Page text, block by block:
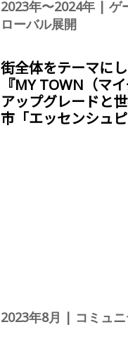
2023年〜2024年 | ゲ
ローバル展開
街全体をテーマに
『MY TOWN（マ
アップグレードと
市「エッセンシュ
2023年8月 | コミュ